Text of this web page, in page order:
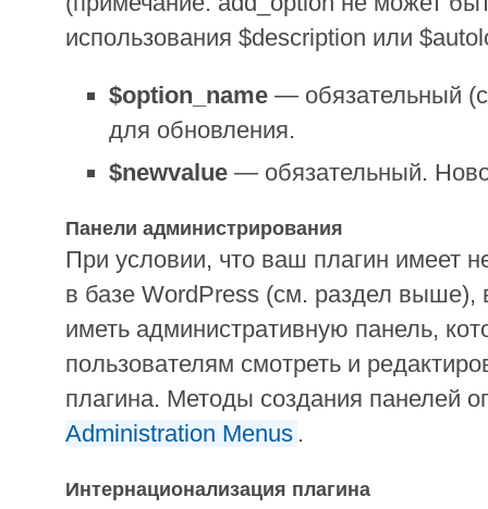
использования $description или
$option_name — обязательный
для обновления.
$newvalue — обязательный.
Панели администрирования
При условии, что ваш плагин имеет
в базе WordPress (см. раздел выше),
иметь административную панель,
пользователям смотреть и
плагина. Методы создания панелей
Administration Menus .
Интернационализация плагина